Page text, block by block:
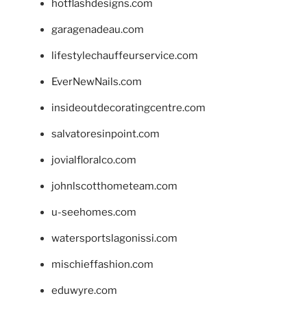
hotflashdesigns.com
garagenadeau.com
lifestylechauffeurservice.com
EverNewNails.com
insideoutdecoratingcentre.com
salvatoresinpoint.com
jovialfloralco.com
johnlscotthometeam.com
u-seehomes.com
watersportslagonissi.com
mischieffashion.com
eduwyre.com